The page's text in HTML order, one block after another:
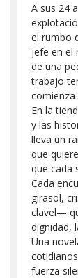
A sus 24
el rumbo
jefe en el
de una
trabajo
comienza
En la
y las
lleva un
que
que cada
Cada
girasol,
clavel—
dignidad,
Una
fuerza